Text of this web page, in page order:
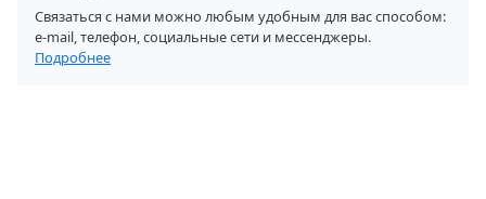
Связаться с нами можно любым удобным для вас способом:
e-mail, телефон, социальные сети и мессенджеры.
Подробнее